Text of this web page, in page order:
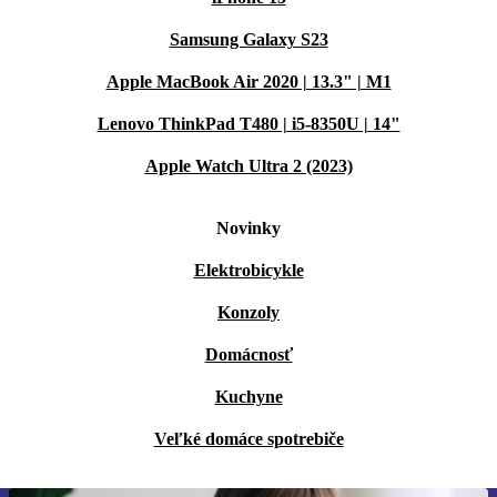
Samsung Galaxy S23
Apple MacBook Air 2020 | 13.3" | M1
Lenovo ThinkPad T480 | i5-8350U | 14"
Apple Watch Ultra 2 (2023)
Novinky
Elektrobicykle
Konzoly
Domácnosť
Kuchyne
Veľké domáce spotrebiče